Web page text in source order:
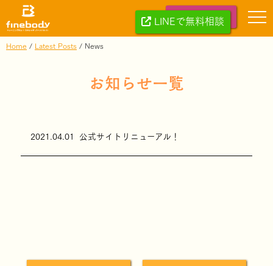
無料体験する
LINEで無料相談
Home / Latest Posts / News
お知らせ一覧
2021.04.01 公式サイトリニューアル！